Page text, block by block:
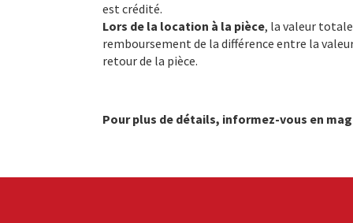
est crédité.
Lors de la location à la pièce, la valeur
remboursement de la différence entre la
retour de la pièce.
Pour plus de détails, informez-vous en